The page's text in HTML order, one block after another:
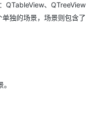
QTableView、QTreeView
独的场景，场景则包含了